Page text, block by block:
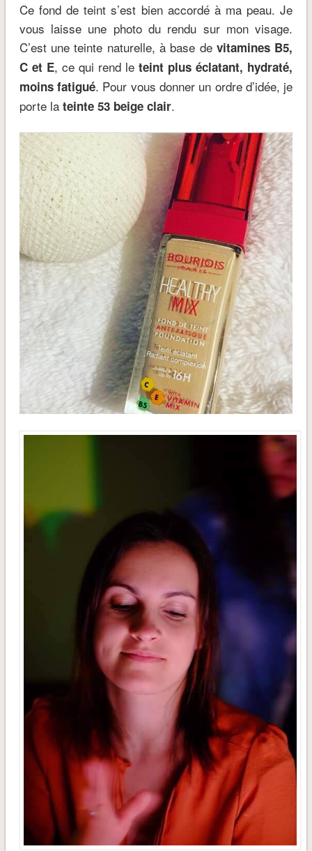
Ce fond de teint s’est bien accordé à ma peau. Je
vous laisse une photo du rendu sur mon visage.
C’est une teinte naturelle, à base de vitamines B5,
C et E, ce qui rend leteint plus éclatant, hydraté,
moins fatigué. Pour vous donner un ordre d’idée, je
porte la teinte 53 beige clair.